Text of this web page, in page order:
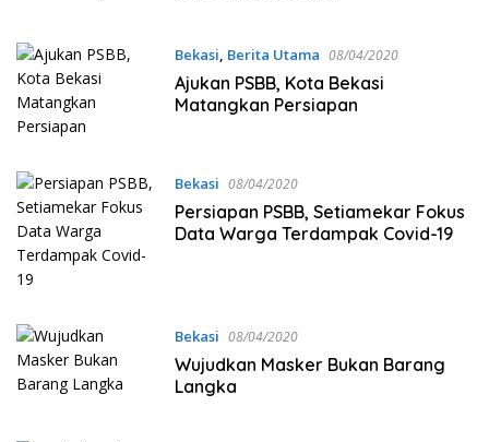
Bekasi, Berita Utama 08/04/2020
Ajukan PSBB, Kota Bekasi
Matangkan Persiapan
Bekasi 08/04/2020
Persiapan PSBB, Setiamekar Fokus
Data Warga Terdampak Covid-19
Bekasi 08/04/2020
Wujudkan Masker Bukan Barang
Langka